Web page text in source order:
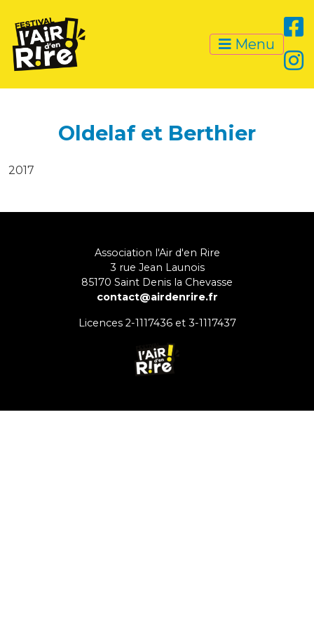
Menu
Oldelaf et Berthier
2017
Association l'Air d'en Rire
3 rue Jean Launois
85170 Saint Denis la Chevasse
contact@airdenrire.fr
Licences 2-1117436 et 3-1117437